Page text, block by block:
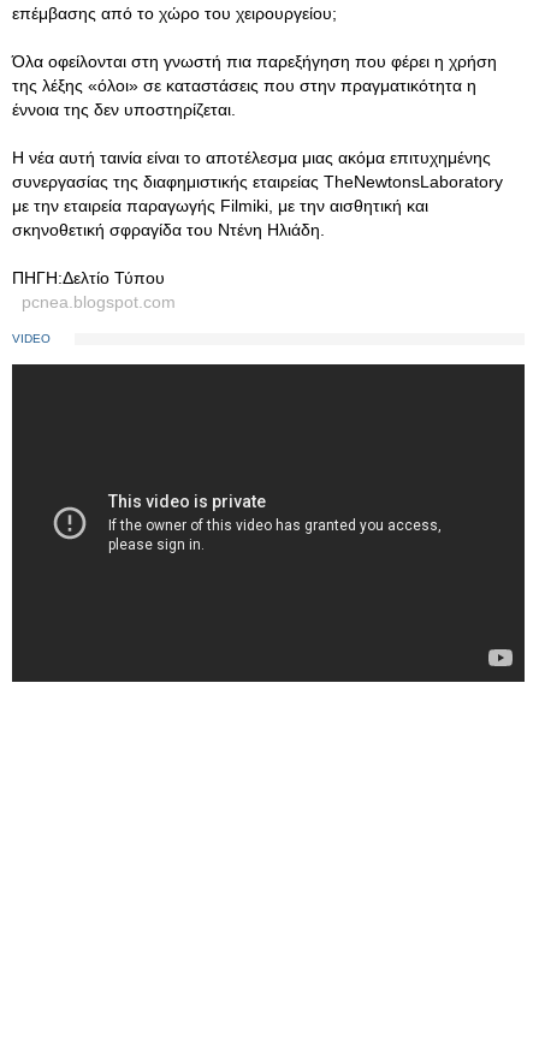
επέμβασης από το χώρο του χειρουργείου;
Όλα οφείλονται στη γνωστή πια παρεξήγηση που φέρει η χρήση
της λέξης «όλοι» σε καταστάσεις που στην πραγματικότητα η
έννοια της δεν υποστηρίζεται.
Η νέα αυτή ταινία είναι το αποτέλεσμα μιας ακόμα επιτυχημένης
συνεργασίας της διαφημιστικής εταιρείας TheNewtonsLaboratory
με την εταιρεία παραγωγής Filmiki, με την αισθητική και
σκηνοθετική σφραγίδα του Ντένη Ηλιάδη.
ΠΗΓΗ:Δελτίο Τύπου
pcnea.blogspot.com
VIDEO